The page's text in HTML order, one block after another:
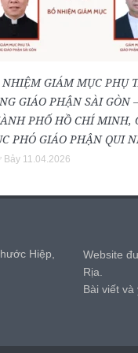
NHIỆM GIÁM MỤC PHỤ
GIÁO PHẬN SÀI GÒN –
PHỐ HỒ CHÍ MINH,
PHÓ GIÁO PHẬN QUI
Bảy 11.04.2026
Hiệp,
Website
Rịa.
Bài viết và